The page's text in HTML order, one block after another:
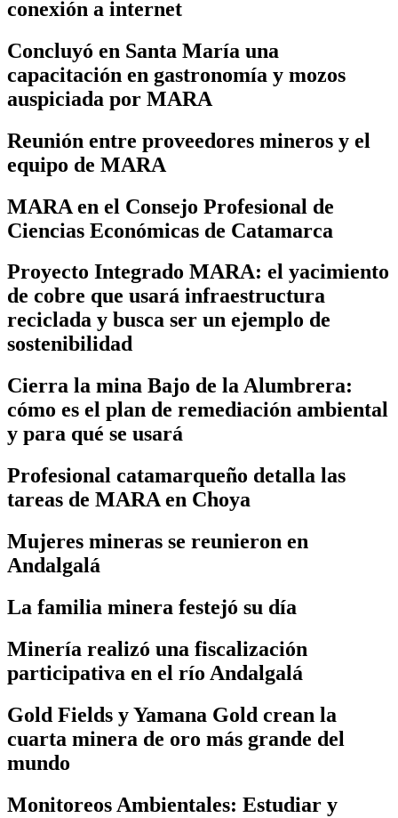
conexión a internet
Concluyó en Santa María una
capacitación en gastronomía y mozos
auspiciada por MARA
Reunión entre proveedores mineros y el
equipo de MARA
MARA en el Consejo Profesional de
Ciencias Económicas de Catamarca
Proyecto Integrado MARA: el yacimiento
de cobre que usará infraestructura
reciclada y busca ser un ejemplo de
sostenibilidad
Cierra la mina Bajo de la Alumbrera:
cómo es el plan de remediación ambiental
y para qué se usará
Profesional catamarqueño detalla las
tareas de MARA en Choya
Mujeres mineras se reunieron en
Andalgalá
La familia minera festejó su día
Minería realizó una fiscalización
participativa en el río Andalgalá
Gold Fields y Yamana Gold crean la
cuarta minera de oro más grande del
mundo
Monitoreos Ambientales: Estudiar y